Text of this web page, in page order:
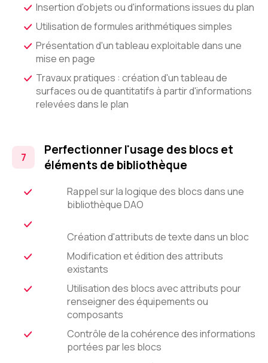
Insertion d'objets ou d'informations issues du plan
Utilisation de formules arithmétiques simples
Présentation d'un tableau exploitable dans une
mise en page
Travaux pratiques : création d'un tableau de
surfaces ou de quantitatifs à partir d'informations
relevées dans le plan
Perfectionner l'usage des blocs et
éléments de bibliothèque
Rappel sur la logique des blocs dans une
bibliothèque DAO
Création d'attributs de texte dans un bloc
Modification et édition des attributs
existants
Utilisation des blocs avec attributs pour
renseigner des équipements ou
composants
Contrôle de la cohérence des informations
portées par les blocs